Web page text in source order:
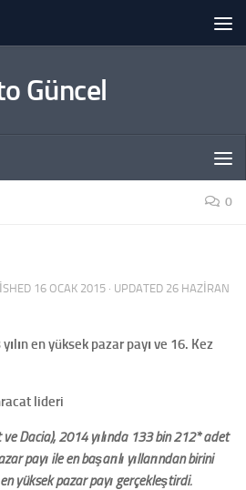
Güncel
0
16 OCAK 2015 · UPDATED 26 HAZIRAN
en yüksek pazar payı ve 16. Kez
lideri
ve Dacia), 2014 yılında 133 bin 212* adet
payı ile en başarılı yıllarından birini
en yüksek pazar payı gerçekleştirdi.